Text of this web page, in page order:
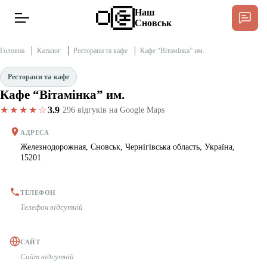
Новини
Тексти
Публікації
Редакційна політика
Наш
Сновськ
Головна Каталог Ресторани та кафе Кафе “Вітамінка” им.
Ресторани та кафе
Кафе “Вітамінка” им.
★★★★☆3.9·296 відгуків на Google Maps
АДРЕСА
Железнодорожная, Сновськ, Чернігівська область, Україна,
15201
ТЕЛЕФОН
Телефон відсутній
САЙТ
Сайт відсутній